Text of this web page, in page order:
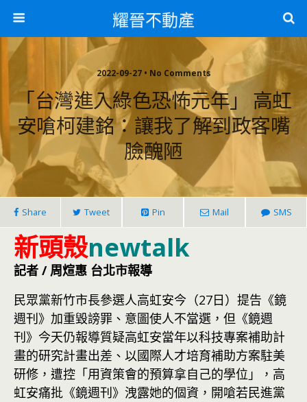
耀晉不動產
2022-09-27 • No Comments
「台灣進入綠色恐怖元年」 高虹
安嗆柯建銘：讓我了解到政客嘴
臉醜陋
Share Tweet Pin Mail SMS
新頭殼newtalk
記者 / 周煊惠 台北市報導
民眾黨新竹市長參選人高虹安今（27日）提告《鏡
週刊》加重毀謗罪、意圖使人不當選，但《鏡週
刊》今天仍報導質疑高虹安當年以科技專案補助計
畫的研究計畫出差、以國際人才培育補助方案駐美
研修，遭控「用資策會的預算拿自己的學位」，高
虹安痛批《鏡週刊》洩露她的個資，開嗆若民進黨